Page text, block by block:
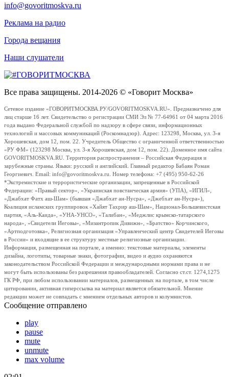
info@govoritmoskva.ru
Реклама на радио
Города вещания
Наши слушатели
Все права защищены. 2014-2026 © «Говорит Москва»
Сетевое издание «ГОВОРИТМОСКВА.РУ/GOVORITMOSKVA.RU». Предназначено для
лиц старше 16 лет. Свидетельство о регистрации СМИ Эл № 77-64961 от 04 марта 2016
года выдано Федеральной службой по надзору в сфере связи, информационных
технологий и массовых коммуникаций (Роскомнадзор). Адрес: 123298, Москва, ул. 3-я
Хорошевская, дом 12, пом. 22. Учредитель Общество с ограниченной ответственностью
«РУ ФМ» (123298 Москва, ул. 3-я Хорошевская, дом 12, пом. 22). Доменное имя сайта
GOVORITMOSKVA.RU. Территория распространения – Российская Федерация и
зарубежные страны. Языки: русский и английский. Главный редактор Бабаян Роман
Георгиевич. Email: info@govoritmoskva.ru. Номер телефона: +7 (495) 950-62-26
*Экстремистские и террористические организации, запрещенные в Российской
Федерации: «Правый сектор», «Украинская повстанческая армия» (УПА), «ИГИЛ»,
«Джабхат Фатх аш-Шам» (бывшая «Джабхат ан-Нусра», «Джебхат ан-Нусра»),
Коалиция исламских группировок «Хайят Тахрир аш-Шам», Национал-Большевистская
партия, «Аль-Каида», «УНА-УНСО», «Талибан», «Меджлис крымско-татарского
народа», «Свидетели Иеговы», «Мизантропик Дивижн», «Братство» Корчинского,
«Артподготовка», Религиозная организация «Управленческий центр Свидетелей Иеговы
в России» и входящие в ее структуру местные религиозные организации.
Информация, размещенная на портале, а именно: текстовые материалы, элементы
дизайна, логотипы, товарные знаки, фотографии, видео и аудио охраняются
законодательством Российской Федерации и международными нормами права и не
могут быть использованы без разрешения правообладателей. Согласно ст.ст. 1274,1275
ГК РФ, при любом использовании материалов, размещенных на портале, в том числе
цитировании, активная гиперссылка на материал является обязательной. Мнение
редакции может не совпадать с мнением отдельных авторов и колумнистов.
Сообщение отправлено
play
pause
mute
unmute
max volume